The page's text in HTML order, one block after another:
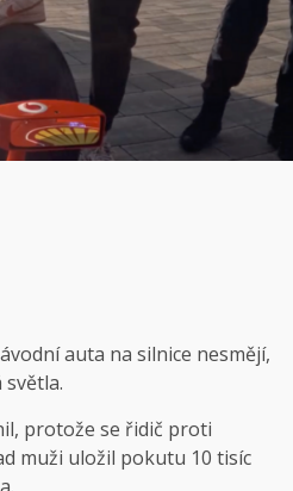
auta na silnice nesmějí,
protože se řidič proti
muži uložil pokutu 10 tisíc